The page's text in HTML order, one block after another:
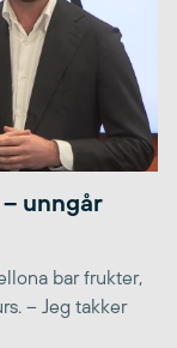
unngår
bar frukter,
– Jeg takker